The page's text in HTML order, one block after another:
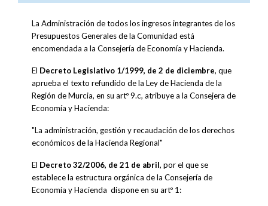
La Administración de todos los ingresos integrantes de los
Presupuestos Generales de la Comunidad está
encomendada a la Consejería de Economía y Hacienda.
El Decreto Legislativo 1/1999, de 2 de diciembre, que
aprueba el texto refundido de la Ley de Hacienda de la
Región de Murcia, en su artº 9.c, atribuye a la Consejera de
Economía y Hacienda:
"La administración, gestión y recaudación de los derechos
económicos de la Hacienda Regional"
El Decreto 32/2006, de 21 de abril, por el que se
establece la estructura orgánica de la Consejería de
Economía y Hacienda dispone en su artº 1: